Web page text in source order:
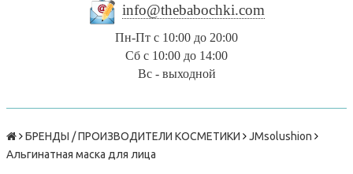
info@thebabochki.com
Пн-Пт с 10:00 до 20:00
Сб с 10:00 до 14:00
Вс - выходной
БРЕНДЫ / ПРОИЗВОДИТЕЛИ КОСМЕТИКИ
JMsolushion
Альгинатная маска для лица